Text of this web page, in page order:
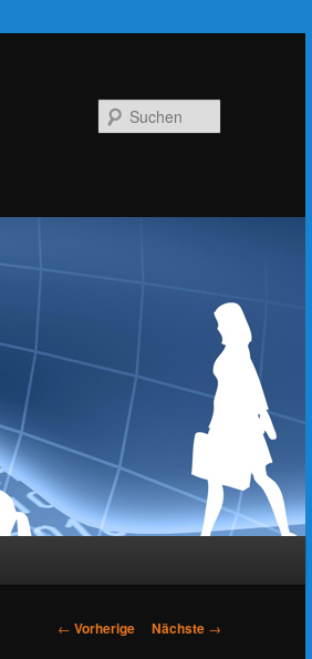
Artikelnavigation
← Vorherige Nächste →